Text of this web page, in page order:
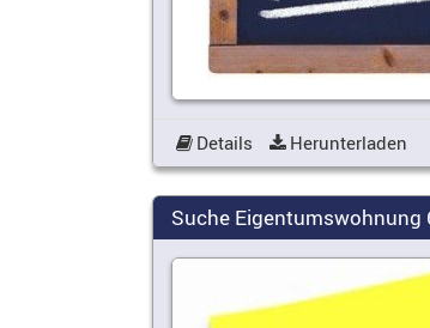
Details Herunterladen
Suche Eigentumswohnung